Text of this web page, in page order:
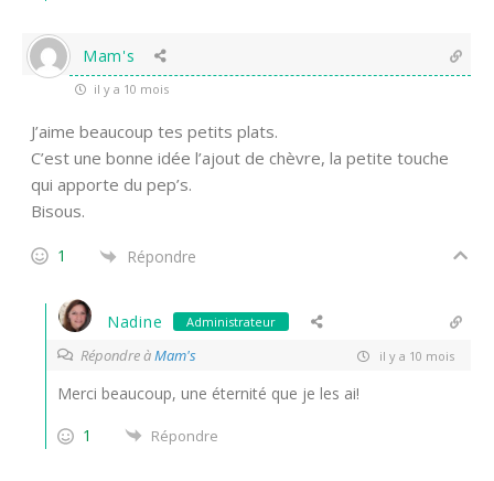
Mam's
il y a 10 mois
J’aime beaucoup tes petits plats.
C’est une bonne idée l’ajout de chèvre, la petite touche
qui apporte du pep’s.
Bisous.
1 Répondre
Nadine Administrateur
Répondre àMam's il y a 10 mois
Merci beaucoup, une éternité que je les ai!
1
Répondre